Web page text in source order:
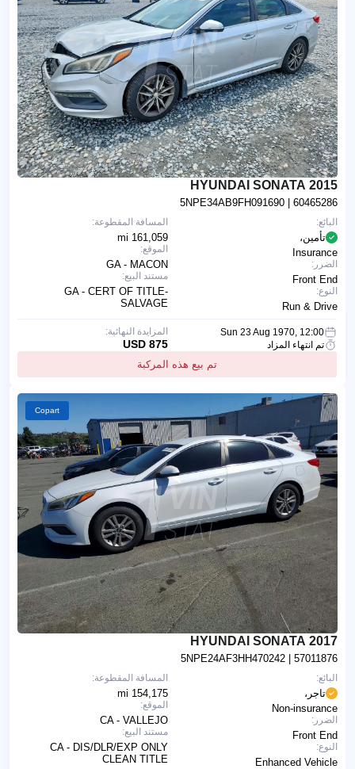
2015 HYUNDAI SONATA
5NPE34AB9FH091690 | 60465286
المسافة المقطوعة:
161,059 mi
الموقع:
GA - MACON
مستند البيع:
GA - CERT OF TITLE-
SALVAGE
البائع:
تأمين،
Insurance
الضرر:
Front End
النوع:
Run & Drive
Sun 23 Aug 1970, 12:00
تم انتهاء المزاد
تم بيع هذه المركبة
المزايدة النهائية:
875 USD
Copart
2017 HYUNDAI SONATA
5NPE24AF3HH470242 | 57011876
المسافة المقطوعة:
154,175 mi
الموقع:
CA - VALLEJO
مستند البيع:
CA - DIS/DLR/EXP ONLY
CLEAN TITLE
البائع:
تاجر،
Non-insurance
الضرر:
Front End
النوع:
Enhanced Vehicle